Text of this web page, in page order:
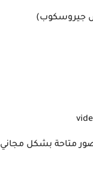
متاحة بشكل مجاني